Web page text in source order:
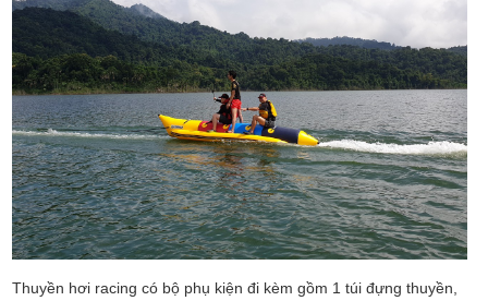
Thuyền hơi racing có bộ phụ kiện đi kèm gồm 1 túi đựng thuyền,